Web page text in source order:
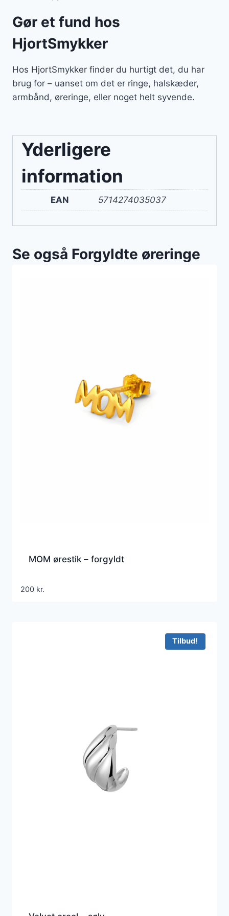
Gør et fund hos
HjortSmykker
Hos HjortSmykker finder du hurtigt det, du har
brug for – uanset om det er ringe, halskæder,
armbånd, øreringe, eller noget helt syvende.
Yderligere
information
EAN 5714274035037
Se også Forgyldte øreringe
MOM ørestik – forgyldt
200 kr.
Tilbud!